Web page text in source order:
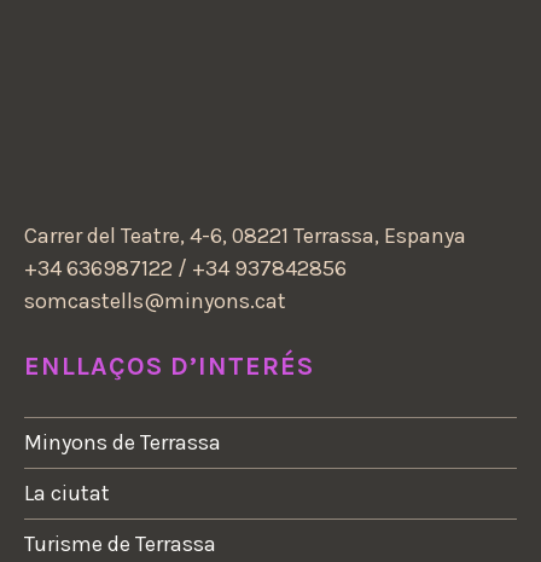
Carrer del Teatre, 4-6, 08221 Terrassa, Espanya
+34 636987122 / +34 937842856
somcastells@minyons.cat
ENLLAÇOS D’INTERÉS
Minyons de Terrassa
La ciutat
Turisme de Terrassa